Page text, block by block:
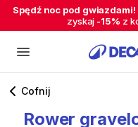
Spędź noc pod gwiazdami!
zyskaj -15% z
Cofnij
Rower